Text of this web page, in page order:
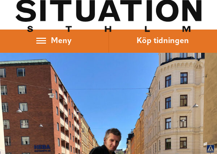
Hoppa till innehåll
Meny Köp tidningen